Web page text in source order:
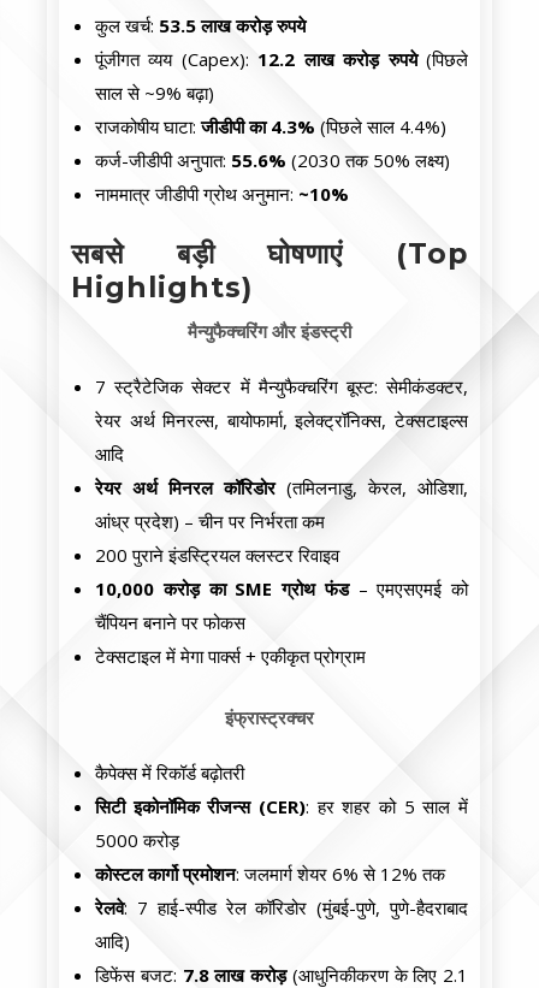
कुल खर्च: 53.5 लाख करोड़ रुपये
पूंजीगत व्यय (Capex): 12.2 लाख करोड़ रुपये(पिछले
साल से ~9% बढ़ा)
राजकोषीय घाटा:जीडीपी का 4.3% (पिछले साल 4.4%)
कर्ज-जीडीपी अनुपात: 55.6% (2030 तक 50% लक्ष्य)
नाममात्र जीडीपी ग्रोथ अनुमान: ~10%
सबसे बड़ी घोषणाएं (Top
Highlights)
मैन्युफैक्चरिंग और इंडस्ट्री
7 स्ट्रैटेजिक सेक्टर में मैन्युफैक्चरिंग बूस्ट: सेमीकंडक्टर,
रेयर अर्थ मिनरल्स, बायोफार्मा, इलेक्ट्रॉनिक्स, टेक्सटाइल्स
आदि
रेयर अर्थ मिनरल कॉरिडोर(तमिलनाडु, केरल, ओडिशा,
आंध्र प्रदेश) – चीन पर निर्भरता कम
200 पुराने इंडस्ट्रियल क्लस्टर रिवाइव
10,000 करोड़ का SME ग्रोथ फंड– एमएसएमई को
चैंपियन बनाने पर फोकस
टेक्सटाइल में मेगा पार्क्स + एकीकृत प्रोग्राम
इंफ्रास्ट्रक्चर
कैपेक्स में रिकॉर्ड बढ़ोतरी
सिटी इकोनॉमिक रीजन्स (CER): हर शहर को 5 साल में
5000 करोड़
कोस्टल कार्गो प्रमोशन: जलमार्ग शेयर 6% से 12% तक
रेलवे: 7 हाई-स्पीड रेल कॉरिडोर (मुंबई-पुणे, पुणे-हैदराबाद
आदि)
डिफेंस बजट: 7.8 लाख करोड़(आधुनिकीकरण के लिए 2.1